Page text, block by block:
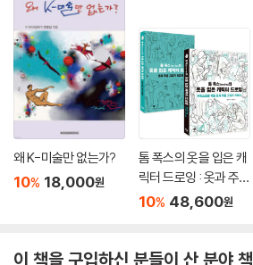
왜 K-미술만 없는가?
10% 18,000원
톰 폭스의 옷을 입은 캐
릭터 드로잉 : 옷과 주름
그리기 가이드 + 워크
10% 48,600원
이 책을 구입하신 분들이 산 분야 책